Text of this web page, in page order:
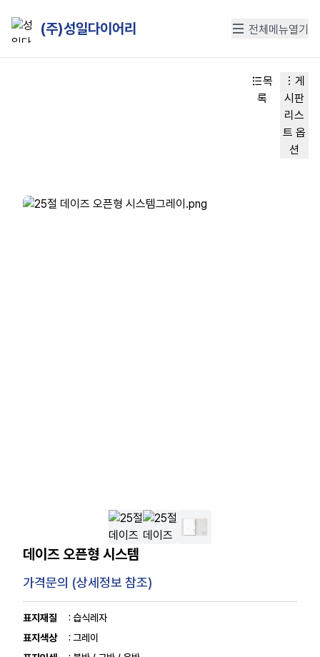
(주)성일다이어리 전체메뉴열기
목
록
게
시판
리스
트 옵
션
데이즈 오픈형 시스템
가격문의 (상세정보 참조)
표지재질
: 습식레자
표지색상
: 그레이